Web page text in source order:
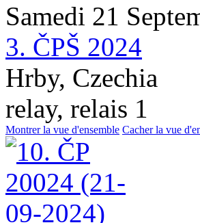
Samedi 21
3. ČPŠ 2024
Hrby, Czechia
relay, relais 1
Montrer la vue d'ensemble Cacher la vue